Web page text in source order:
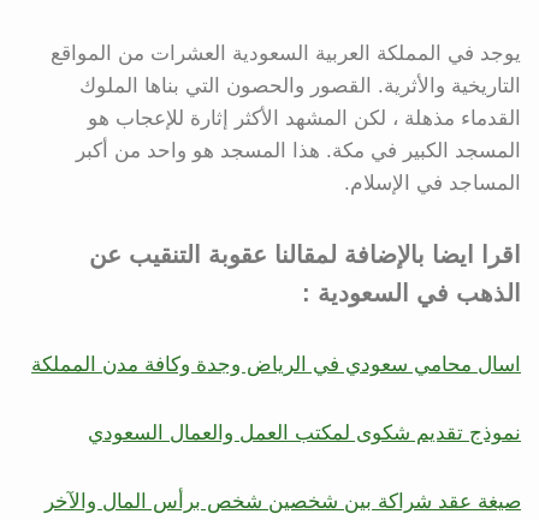
يوجد في المملكة العربية السعودية العشرات من المواقع
التاريخية والأثرية. القصور والحصون التي بناها الملوك
القدماء مذهلة ، لكن المشهد الأكثر إثارة للإعجاب هو
المسجد الكبير في مكة. هذا المسجد هو واحد من أكبر
المساجد في الإسلام.
اقرا ايضا بالإضافة لمقالنا عقوبة التنقيب عن
الذهب في السعودية :
اسال محامي سعودي في الرياض وجدة وكافة مدن المملكة
نموذج تقديم شكوى لمكتب العمل والعمال السعودي
صيغة عقد شراكة بين شخصين شخص برأس المال والآخر